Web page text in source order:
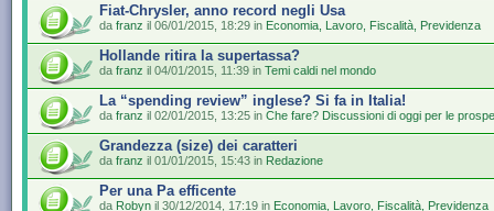
Fiat-Chrysler, anno record negli Usa
da franz il 06/01/2015, 18:29 in Economia, Lavoro, Fiscalità, Previdenza
Hollande ritira la supertassa?
da franz il 04/01/2015, 11:39 in Temi caldi nel mondo
La “spending review” inglese? Si fa in Italia!
da franz il 02/01/2015, 13:25 in Che fare? Discussioni di oggi per le
Grandezza (size) dei caratteri
da franz il 01/01/2015, 15:43 in Redazione
Per una Pa efficente
da Robyn il 30/12/2014, 17:19 in Economia, Lavoro, Fiscalità, Previdenza